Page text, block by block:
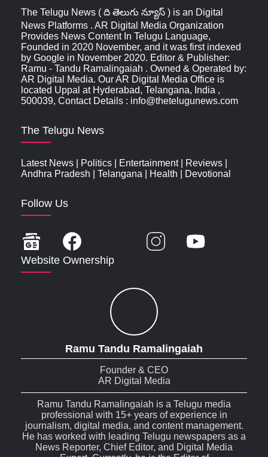
The Telugu News ( ది తెలుగు న్యూస్‌ ) is an Digital
News Platforms . AR Digital Media Organization
Provides News Content In Telugu Language,
Founded in 2020 November, and it was first indexed
by Google in November 2020. Editor & Publisher:
Ramu - Tandu Ramalingaiah . Owned & Operated by:
AR Digital Media. Our AR Digital Media Office is
located Uppal at Hyderabad, Telangana, India ,
500039, Contact Details : info@thetelugunews.com
The Telugu News
Latest News Politics Entertainment| Reviews
Andhra Pradesh
Telangana Health Devotional
Follow Us
Website Ownership
Ramu Tandu Ramalingaiah
Founder & CEO
AR Digital Media
Ramu Tandu Ramalingaiah is a Telugu media
professional with 15+ years of experience in
journalism, digital media, and content management.
He has worked with leading Telugu newspapers as a
News Reporter, Chief Editor, and Digital Media